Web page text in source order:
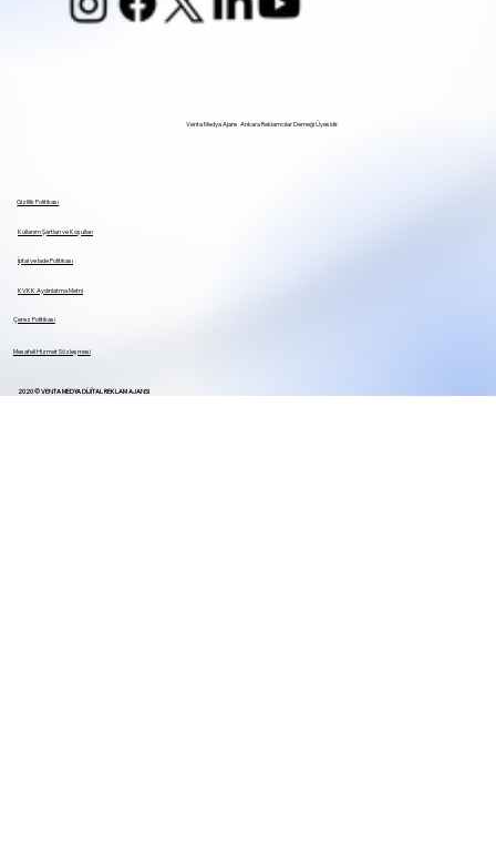
Venta Medya Ajans Ankara Reklamcılar Derneği Üyesidir.
Gizlilik Politikası
KVKK Aydınlatma Metni
Kullanım Şartları ve Koşulları
Mesafeli HizmetSözleşmesi
Çerez Politikası
İptal ve İade Politikası
2020 © VENTA MEDYA DİJİTAL REKLAM AJANSI